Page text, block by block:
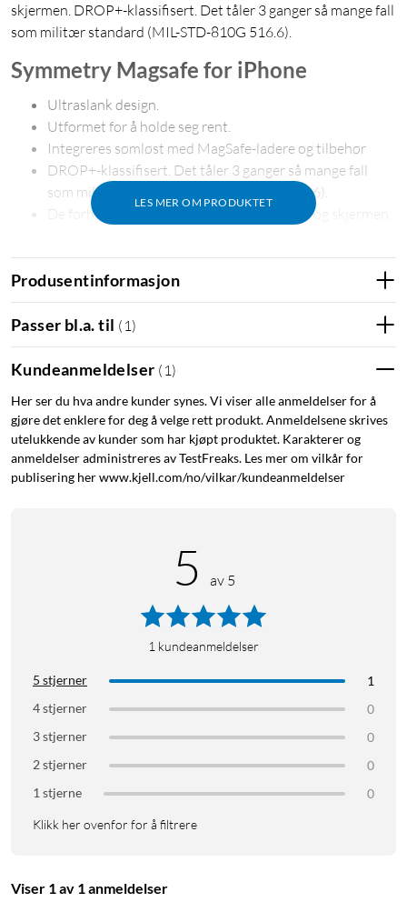
skjermen. DROP+-klassifisert. Det tåler 3 ganger så mange fall
som militær standard (MIL-STD-810G 516.6).
LES MER OM PRODUKTET
Symmetry Magsafe for iPhone
Ultraslank design.
Utformet for å holde seg rent.
Integreres sømløst med MagSafe-ladere og tilbehør
DROP+-klassifisert. Det tåler 3 ganger så mange fall
som militær standard (MIL-STD-810G 516.6).
De forhøyede kantene beskytter kameraet og skjermen.
5G-kompatible materialer.
Få så mye som mulig ut av din nye iPhone med Symmetry
MagSafe. Dette iPhone-etuiet viser den flotte designen på
iPhonen din og er utviklet med tanke på sømløs integrering
med MagSafe-ladere og tilbehør. Du har tilgang til alle
knapper, egenskaper og funksjoner, og den robuste
beskyttelsen motstår fallskader og andre støt. Og designen
gjør det enkelt å installere. God beskyttelse uten at det går på
Produsentinformasjon
Passer bl.a. til ( 1 )
Kundeanmeldelser ( 1 )
Her ser du hva andre kunder synes. Vi viser alle anmeldelser for å
gjøre det enklere for deg å velge rett produkt. Anmeldelsene skrives
utelukkende av kunder som har kjøpt produktet. Karakterer og
anmeldelser administreres av TestFreaks. Les mer om vilkår for
publisering her www.kjell.com/no/vilkar/kundeanmeldelser
5 av 5
1 kundeanmeldelser
5 stjerner
1
4 stjerner
0
3 stjerner
0
2 stjerner
0
1 stjerne
0
Klikk her ovenfor for å filtrere
Viser 1 av 1 anmeldelser